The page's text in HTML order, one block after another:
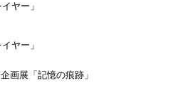
ヤー」
ヤー」
画展「記憶の痕跡」